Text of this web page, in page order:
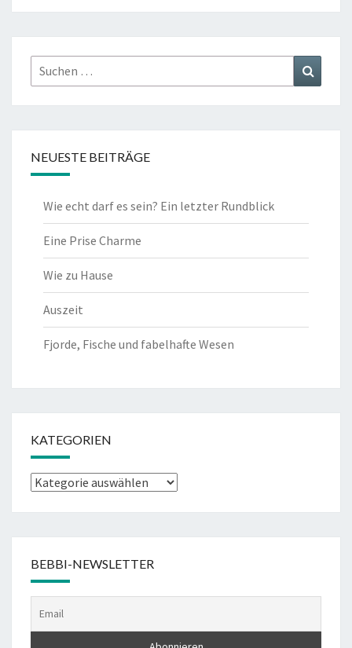
o
o
k
er
Suchen
nach:
NEUESTE BEITRÄGE
Wie echt darf es sein? Ein letzter Rundblick
Eine Prise Charme
Wie zu Hause
Auszeit
Fjorde, Fische und fabelhafte Wesen
KATEGORIEN
Kategorien
BEBBI-NEWSLETTER